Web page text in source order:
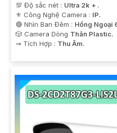
💯 Độ sắc nét : Ultra 2k + .
⚜️ Công Nghệ Camera : IP.
🔴 Nhìn Ban Đêm : Hồng Ngoại
🎲 Camera Dòng Thân Plastic.
️⇝ Tích Hợp : Thu Âm.